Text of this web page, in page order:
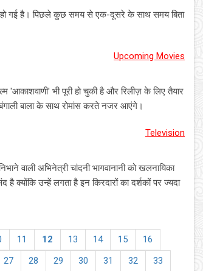
हो गई है। पिछले कुछ समय से एक-दूसरे के साथ समय बिता
Upcoming Movies
'आकाशवाणी' भी पूरी हो चुकी है और रिलीज़ के लिए तैयार
बाला के साथ रोमांस करते नजर आएंगे।
Television
वाली अभिनेत्री चांदनी भागवानानी को खलनायिका
क्योंकि उन्हें लगता है इन किरदारों का दर्शकों पर ज्यदा
11 12 13 14 15
16
27 28 29 30 31 32
33